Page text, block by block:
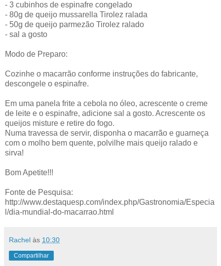
- 3 cubinhos de espinafre congelado
- 80g de queijo mussarella Tirolez ralada
- 50g de queijo parmezão Tirolez ralado
- sal a gosto
Modo de Preparo:
Cozinhe o macarrão conforme instruções do fabricante,
descongele o espinafre.
Em uma panela frite a cebola no óleo, acrescente o creme
de leite e o espinafre, adicione sal a gosto. Acrescente os
queijos misture e retire do fogo.
Numa travessa de servir, disponha o macarrão e guarneça
com o molho bem quente, polvilhe mais queijo ralado e
sirva!
Bom Apetite!!!
Fonte de Pesquisa:
http://www.destaquesp.com/index.php/Gastronomia/Especia
l/dia-mundial-do-macarrao.html
Rachel às 10:30
Compartilhar